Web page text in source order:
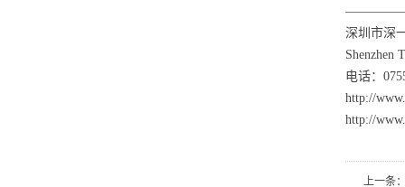
深圳市深
Shenzhen
电话：
http://
http://
上一条